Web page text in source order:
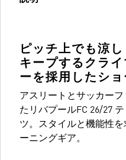
ピッチ上でも涼
キープするクラ
ーを採用したショ
アスリートとサッカー
たリバプールFC 26/27
ツ。スタイルと機能性
ーニングギア。